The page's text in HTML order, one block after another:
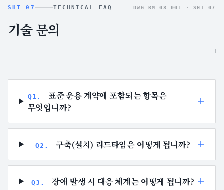
SHT 07 TECHNICAL FAQ DWG RM-08-001 · SHT 07
기술 문의
Q1 .
표준 운용 계약에 포함되는 항목은
무엇입니까?
Q2 . 구축(설치) 리드타임은 어떻게 됩니까?
Q3 . 장애 발생 시 대응 체계는 어떻게 됩니까?